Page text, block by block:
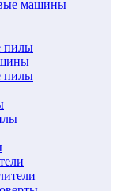
машины
пилы
пилы